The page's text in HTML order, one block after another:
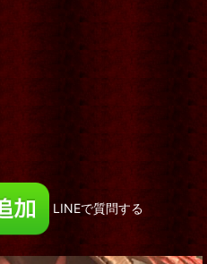
LINEで質問する